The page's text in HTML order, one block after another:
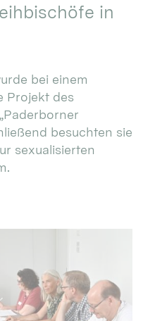
in
bei einem
Projekt des
besuchten sie
sexualisierten